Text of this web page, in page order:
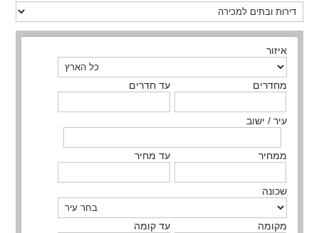
איזור
מחדרים עד חדרים
עיר / ישוב
ממחיר עד מחיר
שכונה
מקומה עד קומה